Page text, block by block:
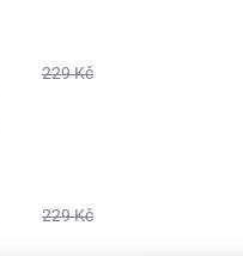
229 Kč
229 Kč